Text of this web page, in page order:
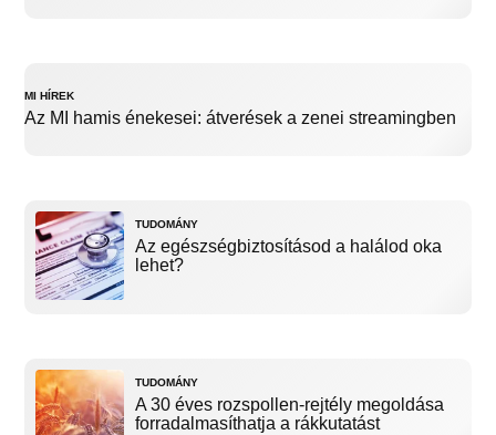
MI HÍREK
Az MI hamis énekesei: átverések a zenei streamingben
TUDOMÁNY
Az egészségbiztosításod a halálod oka
lehet?
TUDOMÁNY
A 30 éves rozspollen-rejtély megoldása
forradalmasíthatja a rákkutatást